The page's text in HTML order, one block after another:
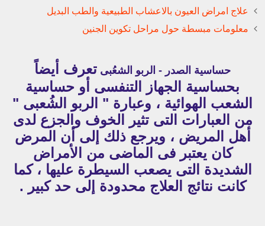
علاج امراض العيون بالاعشاب الطبيعية والطب البديل
معلومات مبسطة حول مراحل تكوين الجنين
حساسية الصدر - الربو الشعُبى تعرف أيضاً
بحساسية الجهاز التنفسى أو حساسية
الشعب الهوائية ، وعبارة " الربو الشُعبى "
من العبارات التى تثير الخوف والجزع لدى
أهل المريض ، ويرجع ذلك إلى أن المرض
كان يعتبر فى الماضى من الأمراض
الشديدة التى يصعب السيطرة عليها ، كما
كانت نتائج العلاج محدودة إلى حد كبير .